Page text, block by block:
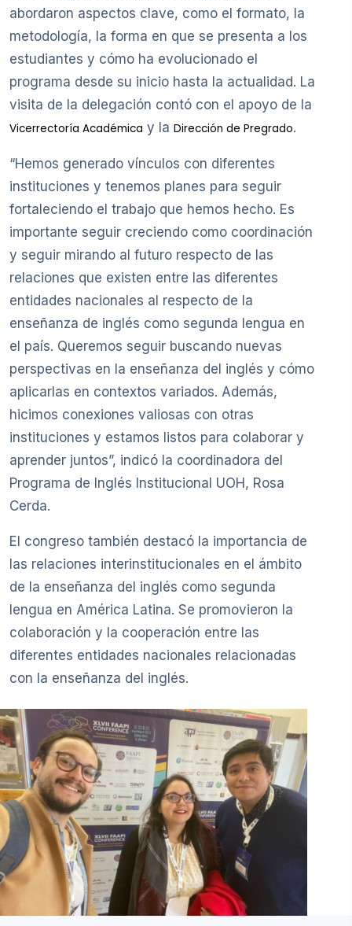
abordaron aspectos clave, como el formato, la
metodología, la forma en que se presenta a los
estudiantes y cómo ha evolucionado el
programa desde su inicio hasta la actualidad. La
visita de la delegación contó con el apoyo de la
Vicerrectoría Académica y la Dirección de Pregrado.
“Hemos generado vínculos con diferentes
instituciones y tenemos planes para seguir
fortaleciendo el trabajo que hemos hecho. Es
importante seguir creciendo como coordinación
y seguir mirando al futuro respecto de las
relaciones que existen entre las diferentes
entidades nacionales al respecto de la
enseñanza de inglés como segunda lengua en
el país. Queremos seguir buscando nuevas
perspectivas en la enseñanza del inglés y cómo
aplicarlas en contextos variados. Además,
hicimos conexiones valiosas con otras
instituciones y estamos listos para colaborar y
aprender juntos”, indicó la coordinadora del
Programa de Inglés Institucional UOH, Rosa
Cerda.
El congreso también destacó la importancia de
las relaciones interinstitucionales en el ámbito
de la enseñanza del inglés como segunda
lengua en América Latina. Se promovieron la
colaboración y la cooperación entre las
diferentes entidades nacionales relacionadas
con la enseñanza del inglés.